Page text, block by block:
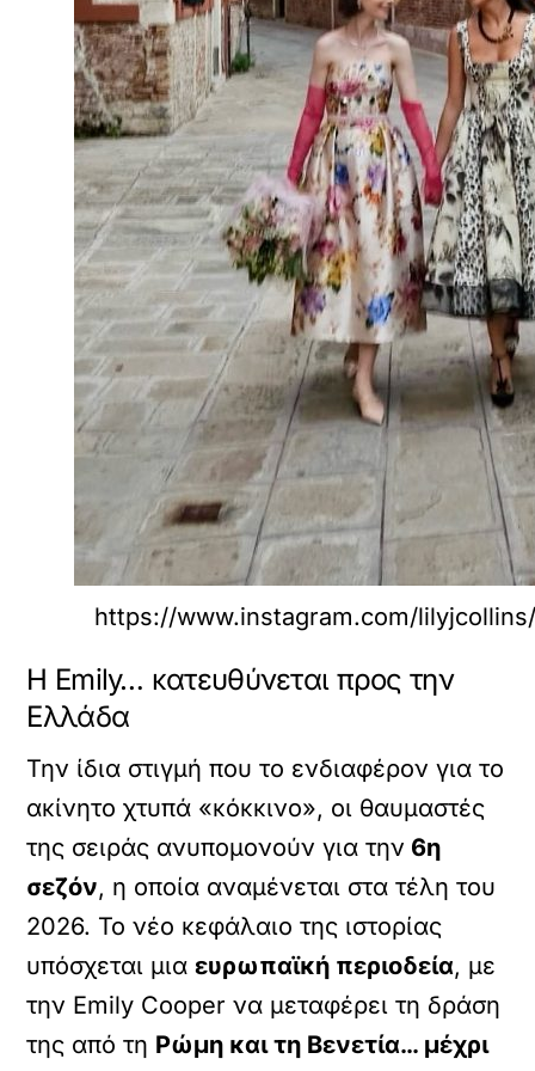
https://www.instagram.com/lilyjcollins/
Η Emily… κατευθύνεται προς την
Ελλάδα
Την ίδια στιγμή που το ενδιαφέρον για το
ακίνητο χτυπά «κόκκινο», οι θαυμαστές
της σειράς ανυπομονούν για την 6η
σεζόν, η οποία αναμένεται στα τέλη του
2026. Το νέο κεφάλαιο της ιστορίας
υπόσχεται μιαευρωπαϊκή περιοδεία, με
την Emily Cooper να μεταφέρει τη δράση
της από τη Ρώμη και τη Βενετία… μέχρι